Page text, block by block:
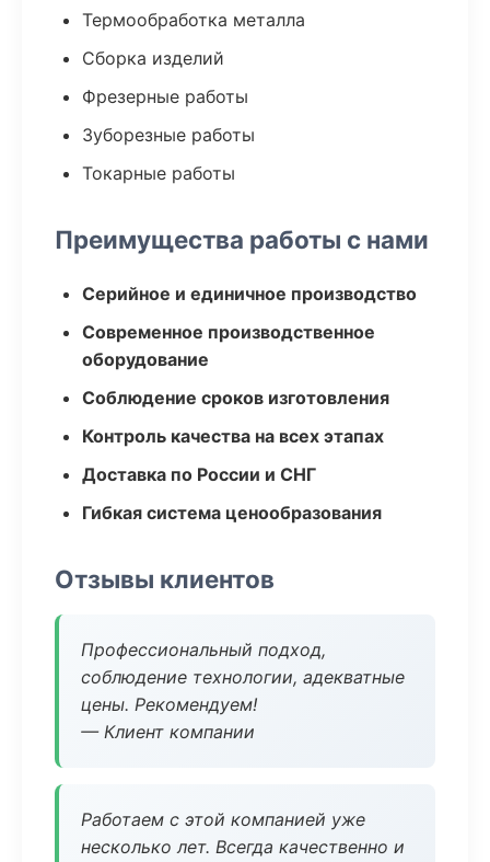
Термообработка металла
Сборка изделий
Фрезерные работы
Зуборезные работы
Токарные работы
Преимущества работы с нами
Серийное и единичное производство
Современное производственное
оборудование
Соблюдение сроков изготовления
Контроль качества на всех этапах
Доставка по России и СНГ
Гибкая система ценообразования
Отзывы клиентов
Профессиональный подход,
соблюдение технологии, адекватные
цены. Рекомендуем!
— Клиент компании
Работаем с этой компанией уже
несколько лет. Всегда качественно и